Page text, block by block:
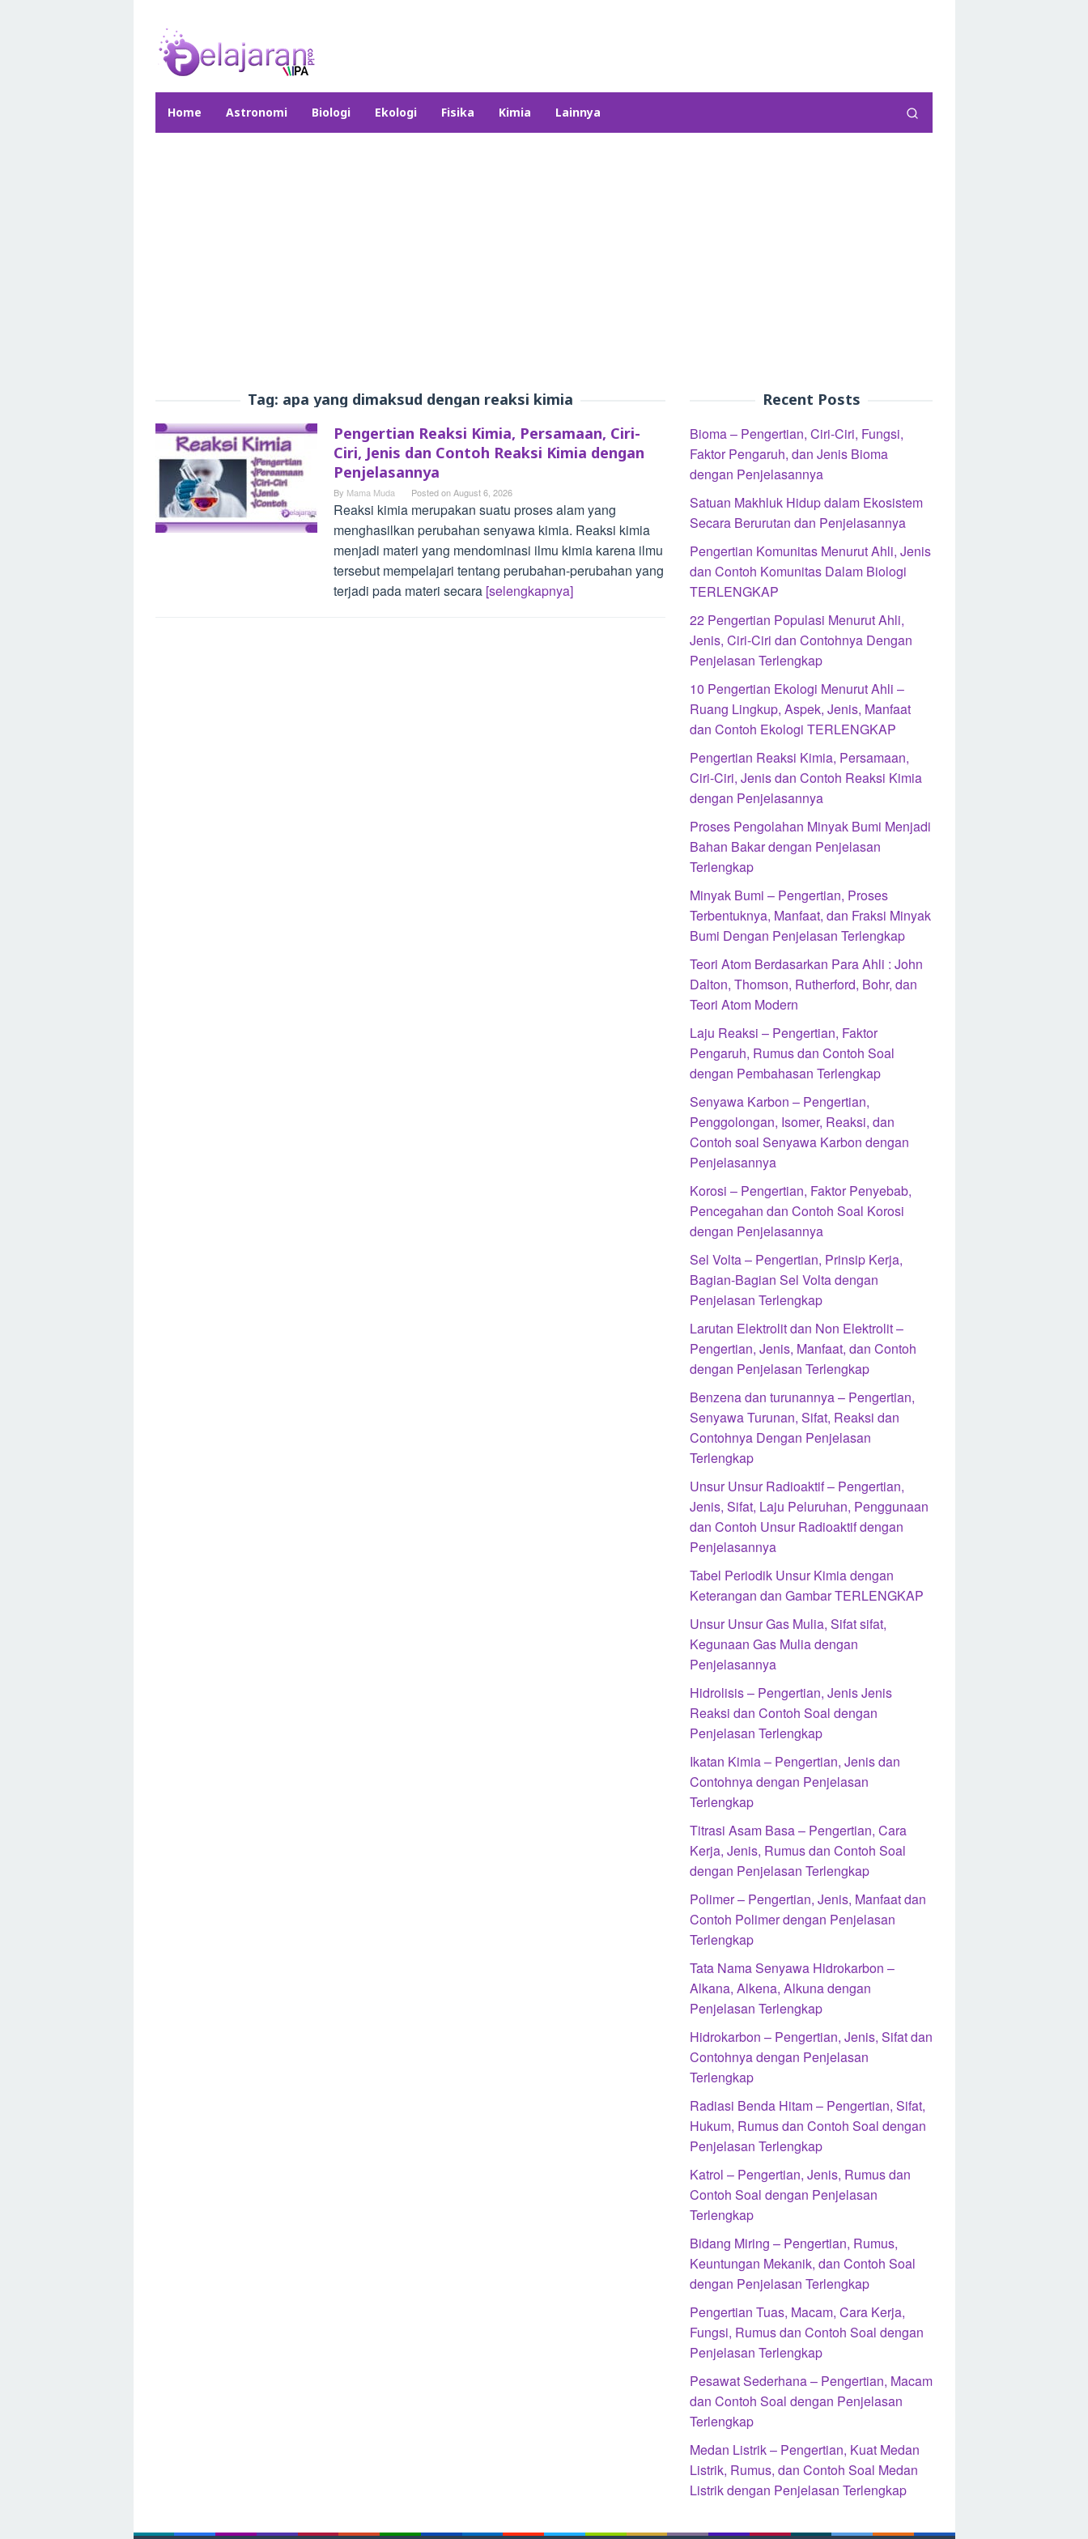
content
Home Astronomi Biologi Ekologi Fisika Kimia Lainnya
Tag: apa yang dimaksud dengan reaksi kimia
Pengertian Reaksi Kimia, Persamaan, Ciri-
Ciri, Jenis dan Contoh Reaksi Kimia dengan
Penjelasannya
By Mama Muda Posted onAugust 6, 2026
Reaksi kimia merupakan suatu proses alam yang
menghasilkan perubahan senyawa kimia. Reaksi kimia
menjadi materi yang mendominasi ilmu kimia karena ilmu
tersebut mempelajari tentang perubahan-perubahan yang
terjadi pada materi secara [selengkapnya]
Recent Posts
Bioma – Pengertian, Ciri-Ciri, Fungsi,
Faktor Pengaruh, dan Jenis Bioma
dengan Penjelasannya
Satuan Makhluk Hidup dalam Ekosistem
Secara Berurutan dan Penjelasannya
Pengertian Komunitas Menurut Ahli, Jenis
dan Contoh Komunitas Dalam Biologi
TERLENGKAP
22 Pengertian Populasi Menurut Ahli,
Jenis, Ciri-Ciri dan Contohnya Dengan
Penjelasan Terlengkap
10 Pengertian Ekologi Menurut Ahli –
Ruang Lingkup, Aspek, Jenis, Manfaat
dan Contoh Ekologi TERLENGKAP
Pengertian Reaksi Kimia, Persamaan,
Ciri-Ciri, Jenis dan Contoh Reaksi Kimia
dengan Penjelasannya
Proses Pengolahan Minyak Bumi Menjadi
Bahan Bakar dengan Penjelasan
Terlengkap
Minyak Bumi – Pengertian, Proses
Terbentuknya, Manfaat, dan Fraksi Minyak
Bumi Dengan Penjelasan Terlengkap
Teori Atom Berdasarkan Para Ahli : John
Dalton, Thomson, Rutherford, Bohr, dan
Teori Atom Modern
Laju Reaksi – Pengertian, Faktor
Pengaruh, Rumus dan Contoh Soal
dengan Pembahasan Terlengkap
Senyawa Karbon – Pengertian,
Penggolongan, Isomer, Reaksi, dan
Contoh soal Senyawa Karbon dengan
Penjelasannya
Korosi – Pengertian, Faktor Penyebab,
Pencegahan dan Contoh Soal Korosi
dengan Penjelasannya
Sel Volta – Pengertian, Prinsip Kerja,
Bagian-Bagian Sel Volta dengan
Penjelasan Terlengkap
Larutan Elektrolit dan Non Elektrolit –
Pengertian, Jenis, Manfaat, dan Contoh
dengan Penjelasan Terlengkap
Benzena dan turunannya – Pengertian,
Senyawa Turunan, Sifat, Reaksi dan
Contohnya Dengan Penjelasan
Terlengkap
Unsur Unsur Radioaktif – Pengertian,
Jenis, Sifat, Laju Peluruhan, Penggunaan
dan Contoh Unsur Radioaktif dengan
Penjelasannya
Tabel Periodik Unsur Kimia dengan
Keterangan dan Gambar TERLENGKAP
Unsur Unsur Gas Mulia, Sifat sifat,
Kegunaan Gas Mulia dengan
Penjelasannya
Hidrolisis – Pengertian, Jenis Jenis
Reaksi dan Contoh Soal dengan
Penjelasan Terlengkap
Ikatan Kimia – Pengertian, Jenis dan
Contohnya dengan Penjelasan
Terlengkap
Titrasi Asam Basa – Pengertian, Cara
Kerja, Jenis, Rumus dan Contoh Soal
dengan Penjelasan Terlengkap
Polimer – Pengertian, Jenis, Manfaat dan
Contoh Polimer dengan Penjelasan
Terlengkap
Tata Nama Senyawa Hidrokarbon –
Alkana, Alkena, Alkuna dengan
Penjelasan Terlengkap
Hidrokarbon – Pengertian, Jenis, Sifat dan
Contohnya dengan Penjelasan
Terlengkap
Radiasi Benda Hitam – Pengertian, Sifat,
Hukum, Rumus dan Contoh Soal dengan
Penjelasan Terlengkap
Katrol – Pengertian, Jenis, Rumus dan
Contoh Soal dengan Penjelasan
Terlengkap
Bidang Miring – Pengertian, Rumus,
Keuntungan Mekanik, dan Contoh Soal
dengan Penjelasan Terlengkap
Pengertian Tuas, Macam, Cara Kerja,
Fungsi, Rumus dan Contoh Soal dengan
Penjelasan Terlengkap
Pesawat Sederhana – Pengertian, Macam
dan Contoh Soal dengan Penjelasan
Terlengkap
Medan Listrik – Pengertian, Kuat Medan
Listrik, Rumus, dan Contoh Soal Medan
Listrik dengan Penjelasan Terlengkap